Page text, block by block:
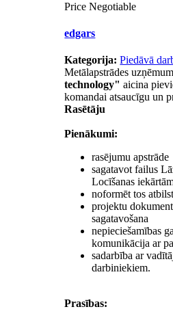
Price Negotiable
edgars
Kategorija: Piedāvā
Metālapstrādes
technology" aicina
komandai atsaucīgu un
Rasētāju
Pienākumi:
rasējumu apstrāde
sagatavot failus
Locīšanas
noformēt tos
projektu
sagatavošana
nepieciešamības
komunikācija ar
sadarbība ar
darbiniekiem.
Prasības: